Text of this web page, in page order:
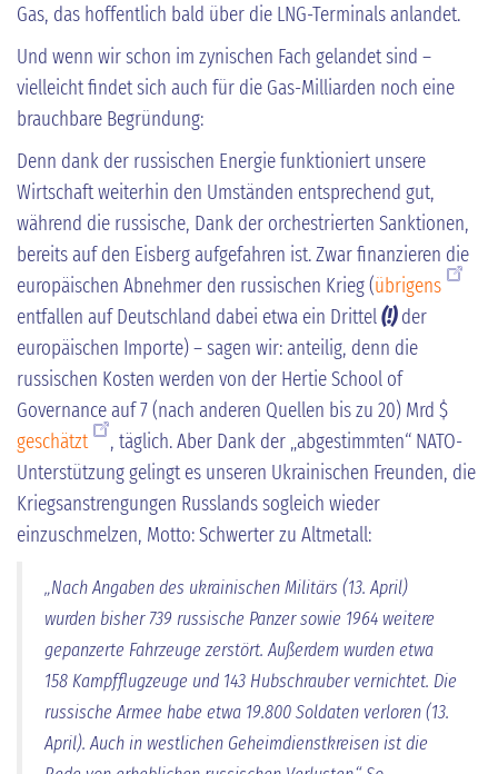
Gas, das hoffentlich bald über die LNG-Terminals anlandet.
Und wenn wir schon im zynischen Fach gelandet sind –
vielleicht findet sich auch für die Gas-Milliarden noch eine
brauchbare Begründung:
Denn dank der russischen Energie funktioniert unsere
Wirtschaft weiterhin den Umständen entsprechend gut,
während die russische, Dank der orchestrierten Sanktionen,
bereits auf den Eisberg aufgefahren ist. Zwar finanzieren die
europäischen Abnehmer den russischen Krieg (übrigens
entfallen auf Deutschland dabei etwa ein Drittel(!)der
europäischen Importe) – sagen wir: anteilig, denn die
russischen Kosten werden von der Hertie School of
Governance auf 7 (nach anderen Quellen bis zu 20) Mrd $
geschätzt
, täglich. Aber Dank der „abgestimmten“ NATO-
Unterstützung gelingt es unseren Ukrainischen Freunden, die
Kriegsanstrengungen Russlands sogleich wieder
einzuschmelzen, Motto: Schwerter zu Altmetall:
„Nach Angaben des ukrainischen Militärs (13. April)
wurden bisher 739 russische Panzer sowie 1964 weitere
gepanzerte Fahrzeuge zerstört. Außerdem wurden etwa
158 Kampfflugzeuge und 143 Hubschrauber vernichtet. Die
russische Armee habe etwa 19.800 Soldaten verloren (13.
April). Auch in westlichen Geheimdienstkreisen ist die